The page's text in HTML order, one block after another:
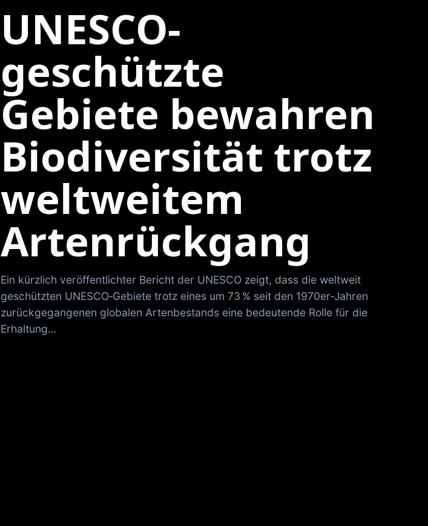
UNESCO-
geschützte
Gebiete bewahren
Biodiversität trotz
weltweitem
Artenrückgang
Ein kürzlich veröffentlichter Bericht der UNESCO zeigt, dass die weltweit
geschützten UNESCO‑Gebiete trotz eines um 73 % seit den 1970er‑Jahren
zurückgegangenen globalen Artenbestands eine bedeutende Rolle für die
Erhaltung…